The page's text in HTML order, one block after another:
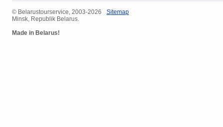
© ​Belarustourservice, 2003-2026
Minsk, Republik Belarus.
Made in Belarus!
​Sitemap